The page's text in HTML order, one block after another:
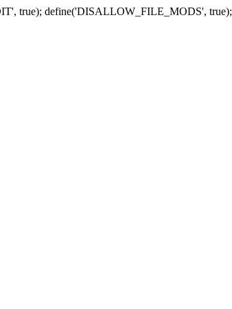
true); define('DISALLOW_FILE_MODS', true);